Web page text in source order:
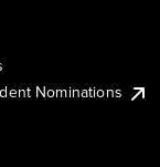
Nominations